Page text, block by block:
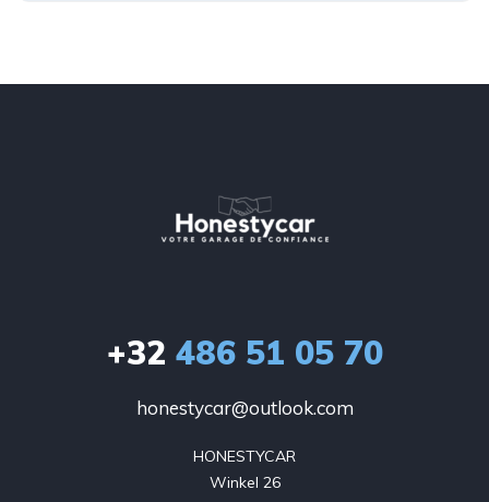
+32 486 51 05 70
honestycar@outlook.com
HONESTYCAR
Winkel 26